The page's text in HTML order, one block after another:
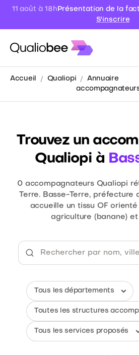
11 août à 18hPrésentation de la
S'inscrire
Accueil Qualiopi
Annuaire
Trouvez un
Qualiopi à
0accompagnateurs Qualiopi
Terre. Basse-Terre, préfecture
accueille un tissu OF
agriculture (banane) et